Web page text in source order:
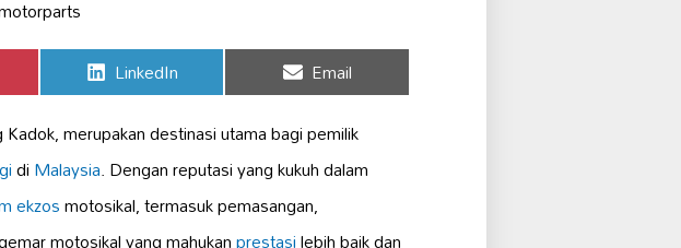
Share
on
LinkedIn Share
on
Email
merupakan destinasi utama bagi pemilik
diMalaysia. Dengan reputasi yang kukuh dalam
ekzosmotosikal, termasuk pemasangan,